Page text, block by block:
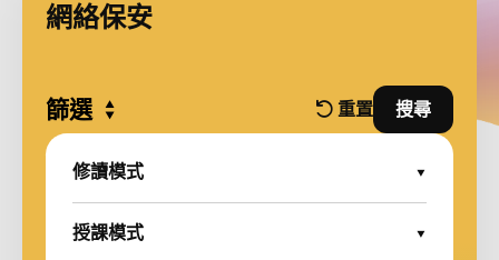
網絡保安
Expand all
篩選 重置
篩選條件
搜尋
並使用篩
修讀模式
Expand Options
授課模式
Expand Options